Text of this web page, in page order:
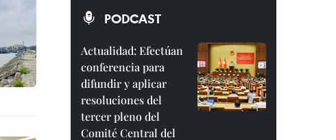
PODCAST
Actualidad: Efectúan
conferencia para
difundir y aplicar
resoluciones del
tercer pleno del
Comité Central del